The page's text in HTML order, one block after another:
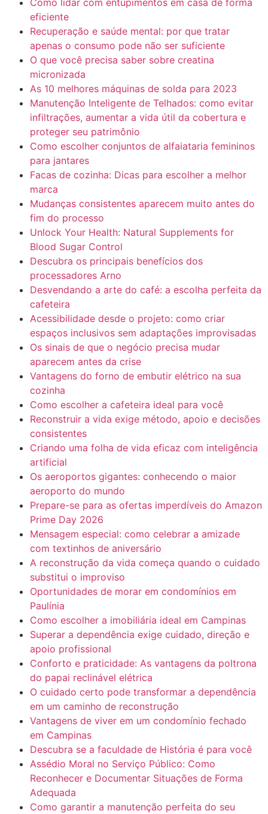
eficiente
Recuperação e saúde mental: por que tratar
apenas o consumo pode não ser suficiente
O que você precisa saber sobre creatina
micronizada
As 10 melhores máquinas de solda para 2023
Manutenção Inteligente de Telhados: como evitar
infiltrações, aumentar a vida útil da cobertura e
proteger seu patrimônio
Como escolher conjuntos de alfaiataria femininos
para jantares
Facas de cozinha: Dicas para escolher a melhor
marca
Mudanças consistentes aparecem muito antes do
fim do processo
Unlock Your Health: Natural Supplements for
Blood Sugar Control
Descubra os principais benefícios dos
processadores Arno
Desvendando a arte do café: a escolha perfeita da
cafeteira
Acessibilidade desde o projeto: como criar
espaços inclusivos sem adaptações improvisadas
Os sinais de que o negócio precisa mudar
aparecem antes da crise
Vantagens do forno de embutir elétrico na sua
cozinha
Como escolher a cafeteira ideal para você
Reconstruir a vida exige método, apoio e decisões
consistentes
Criando uma folha de vida eficaz com inteligência
artificial
Os aeroportos gigantes: conhecendo o maior
aeroporto do mundo
Prepare-se para as ofertas imperdíveis do Amazon
Prime Day 2026
Mensagem especial: como celebrar a amizade
com textinhos de aniversário
A reconstrução da vida começa quando o cuidado
substitui o improviso
Oportunidades de morar em condomínios em
Paulínia
Como escolher a imobiliária ideal em Campinas
Superar a dependência exige cuidado, direção e
apoio profissional
Conforto e praticidade: As vantagens da poltrona
do papai reclinável elétrica
O cuidado certo pode transformar a dependência
em um caminho de reconstrução
Vantagens de viver em um condomínio fechado
em Campinas
Descubra se a faculdade de História é para você
Assédio Moral no Serviço Público: Como
Reconhecer e Documentar Situações de Forma
Adequada
Como garantir a manutenção perfeita do seu